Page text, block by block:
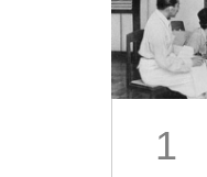
1